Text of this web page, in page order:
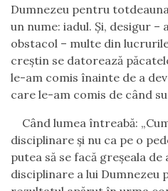
Dumnezeu pentru
un nume: iadul. Și, desigur
obstacol – multe din
creștin se datorează
le-am comis înainte de a
care le-am comis de când
Când lumea întreabă:
disciplinare și nu ca pe o
putea să se facă greșeala
disciplinare a lui Dumnezeu